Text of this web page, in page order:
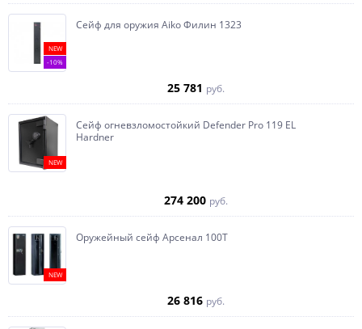
NEW
-10%
Сейф для оружия Aiko Филин 1323
25 781 руб.
NEW
Сейф огневзломостойкий Defender Pro 119 EL
Hardner
274 200 руб.
NEW
Оружейный сейф Арсенал 100Т
26 816 руб.